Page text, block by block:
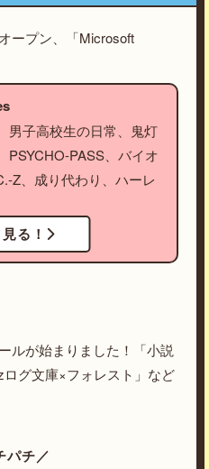
ープン、「Microsoft
男子高校生の日常、鬼灯
PSYCHO-PASS、バイオ
Z、成り代わり、ハーレ
る！
ルが始まりました！「小説
グ文庫×フォレスト」など
パチ／